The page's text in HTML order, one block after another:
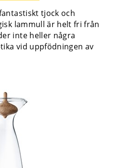
tjock och
lammull är helt fri från
inte heller några
vid uppfödningen av